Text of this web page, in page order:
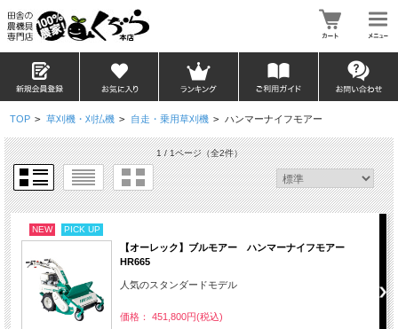
TOP > 草刈機・刈払機 > 自走・乗用草刈機 > ハンマーナイフモアー
1 / 1ページ（全2件）
NEW PICK UP
【オーレック】ブルモアー ハンマーナイフモアー
HR665
人気のスタンダードモデル
価格： 451,800円(税込)